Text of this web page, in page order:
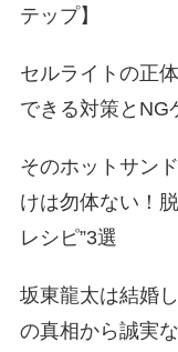
テップ】
セルライトの正
できる対策とNG
そのホットサン
けは勿体ない！
レシピ”3選
坂東龍太は結婚
の真相から誠実